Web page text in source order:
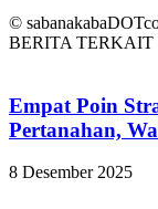
©
BERITA TERKAIT
Empat Poin
Pertanahan,
8 Desember 2025